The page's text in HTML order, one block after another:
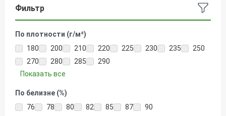
Фильтр
По плотности (г/м²)
180
200 210 220 225 230 235
250
270
280 285
290
Показать все
По белизне (%)
76
78 80 82 85 87 90